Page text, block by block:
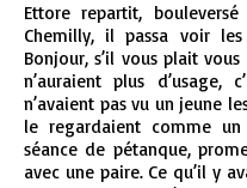
Ettore repartit,
Chemilly, il passa voir
Bonjour, s’il vous plait
n’auraient plus d’usage,
n’avaient pas vu un jeune
le regardaient comme
séance de pétanque,
avec une paire. Ce qu’il y